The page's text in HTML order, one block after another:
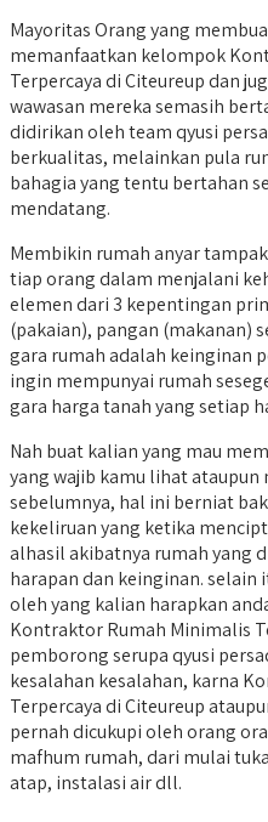
Mayoritas Orang yang
memanfaatkan kelompok
Terpercaya di Citeureup dan
wawasan mereka semasih
didirikan oleh team qyusi
berkualitas, melainkan pula
bahagia yang tentu bertahan
mendatang.
Membikin rumah anyar
tiap orang dalam menjalani
elemen dari 3 kepentingan
(pakaian), pangan (makanan)
gara rumah adalah keinginan
ingin mempunyai rumah
gara harga tanah yang setiap
Nah buat kalian yang mau
yang wajib kamu lihat ataupun
sebelumnya, hal ini berniat
kekeliruan yang ketika
alhasil akibatnya rumah yang
harapan dan keinginan. selain
oleh yang kalian harapkan
Kontraktor Rumah Minimalis
pemborong serupa qyusi
kesalahan kesalahan, karna
Terpercaya di Citeureup
pernah dicukupi oleh orang
mafhum rumah, dari mulai
atap, instalasi air dll.